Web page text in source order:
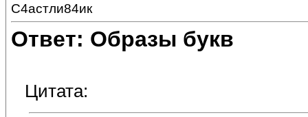
С4астли84ик
Ответ: Образы букв
Цитата: